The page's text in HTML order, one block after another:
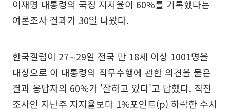
이재명 대통령의 국정 지지율이 60%를 기록했다는
여론조사 결과가 30일 나왔다.
한국갤럽이 27∼29일 전국 만 18세 이상 1001명을
대상으로 이 대통령의 직무수행에 관한 의견을 물은
결과 응답자의 60%가 '잘하고 있다'고 답했다. 직전
조사인 지난주 지지율보다 1%포인트(p) 하락한 수치